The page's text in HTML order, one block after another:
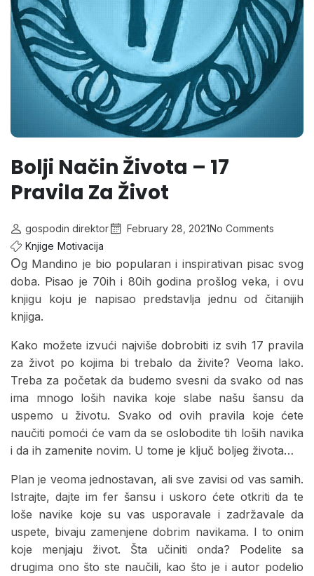
Bolji Način Života – 17
Pravila Za Život
gospodin direktor February 28, 2021No Comments
Knjige Motivacija
Og Mandino je bio popularan i inspirativan pisac svog
doba. Pisao je 70ih i 80ih godina prošlog veka, i ovu
knjigu koju je napisao predstavlja jednu od čitanijih
knjiga.
Kako možete izvući najviše dobrobiti iz svih 17 pravila
za život po kojima bi trebalo da živite? Veoma lako.
Treba za početak da budemo svesni da svako od nas
ima mnogo loših navika koje slabe našu šansu da
uspemo u životu. Svako od ovih pravila koje ćete
naučiti pomoći će vam da se oslobodite tih loših navika
i da ih zamenite novim. U tome je ključ boljeg života…
Plan je veoma jednostavan, ali sve zavisi od vas samih.
Istrajte, dajte im fer šansu i uskoro ćete otkriti da te
loše navike koje su vas usporavale i zadržavale da
uspete, bivaju zamenjene dobrim navikama. I to onim
koje menjaju život. Šta učiniti onda? Podelite sa
drugima ono što ste naučili, kao što je i autor podelio